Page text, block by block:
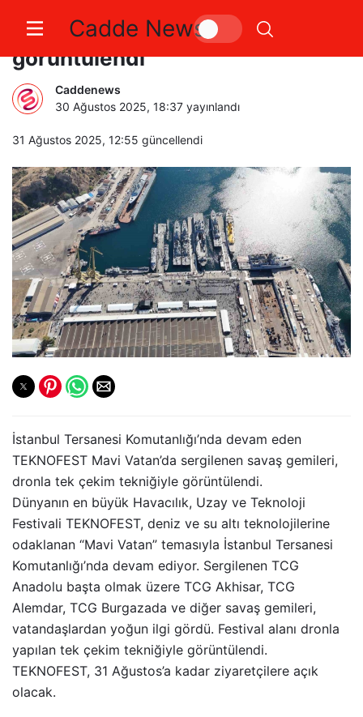
Cadde News
TEKNOFEST Mavi Vatan tek plan
görüntülendi
Caddenews
30 Ağustos 2025, 18:37 yayınlandı
31 Ağustos 2025, 12:55 güncellendi
İstanbul Tersanesi Komutanlığı’nda devam eden
TEKNOFEST Mavi Vatan’da sergilenen savaş gemileri,
dronla tek çekim tekniğiyle görüntülendi.
Dünyanın en büyük Havacılık, Uzay ve Teknoloji
Festivali TEKNOFEST, deniz ve su altı teknolojilerine
odaklanan “Mavi Vatan” temasıyla İstanbul Tersanesi
Komutanlığı’nda devam ediyor. Sergilenen TCG
Anadolu başta olmak üzere TCG Akhisar, TCG
Alemdar, TCG Burgazada ve diğer savaş gemileri,
vatandaşlardan yoğun ilgi gördü. Festival alanı dronla
yapılan tek çekim tekniğiyle görüntülendi.
TEKNOFEST, 31 Ağustos’a kadar ziyaretçilere açık
olacak.